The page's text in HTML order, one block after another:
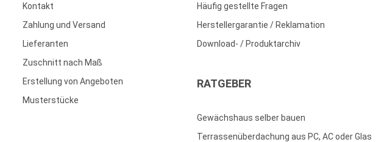
Kontakt
Zahlung und Versand
Lieferanten
Zuschnitt nach Maß
Erstellung von Angeboten
Musterstücke
Häufig gestellte Fragen
Herstellergarantie / Reklamation
Download- / Produktarchiv
RATGEBER
Gewächshaus selber bauen
Terrassenüberdachung aus PC, AC oder Glas